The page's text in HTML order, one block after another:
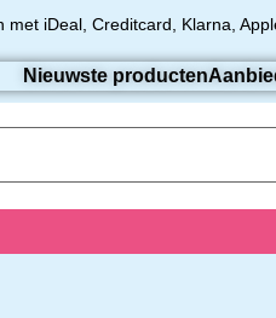
met iDeal, Creditcard, Klarna,
Nieuwste producten